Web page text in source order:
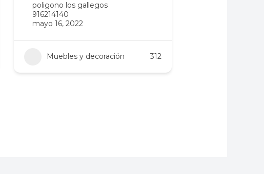
poligono los gallegos
916214140
mayo 16, 2022
Muebles y decoración 312